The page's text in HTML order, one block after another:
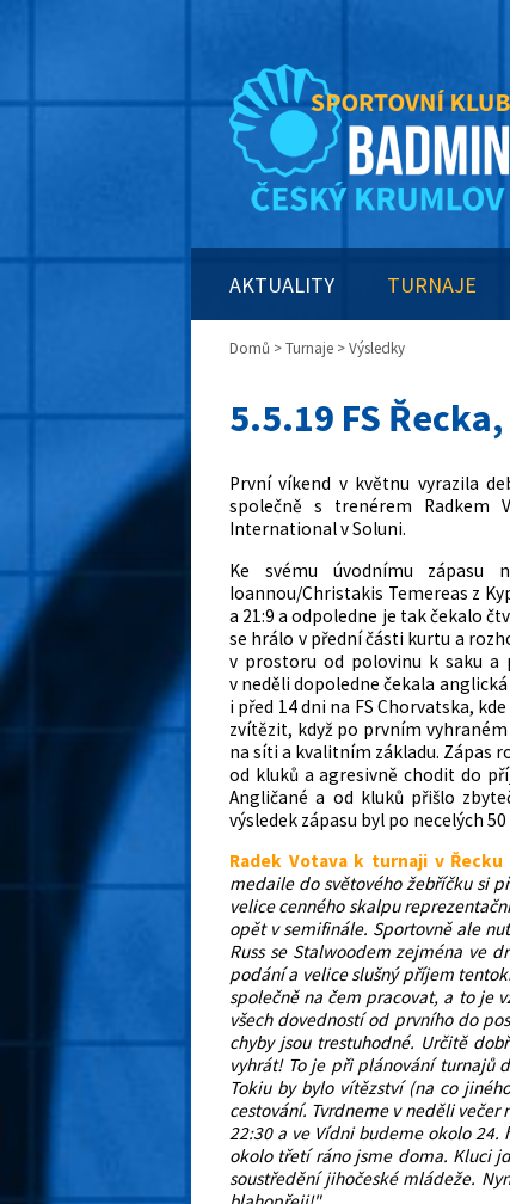
AKTUALITY TURNAJE
Domů >Turnaje > Výsledky
5.5.19 FS
První víkend v květnu vyrazila
společně s trenérem Radkem
International v Soluni.
Ke svému úvodnímu
Ioannou/Christakis Temereas z
a 21:9 a odpoledne je tak čekalo
se hrálo v přední části kurtu a
v prostoru od polovinu k saku a
v neděli dopoledne čekala
i před 14 dni na FS Chorvatska,
zvítězit, když po prvním
na síti a kvalitním základu. Zápas
od kluků a agresivně chodit do
Angličané a od kluků přišlo
výsledek zápasu byl po necelých
Radek Votava k turnaji v Řecku
medaile do světového žebříčku si
velice cenného skalpu
opět v semifinále. Sportovně ale
Russ se Stalwoodem zejména ve
podání a velice slušný příjem
společně na čem pracovat, a to je
všech dovedností od prvního do
chyby jsou trestuhodné. Určitě
vyhrát! To je při plánování turnajů
Tokiu by bylo vítězství (na co
cestování. Tvrdneme v neděli
22:30 a ve Vídni budeme okolo
okolo třetí ráno jsme doma. Kluci
soustředění jihočeské mládeže.